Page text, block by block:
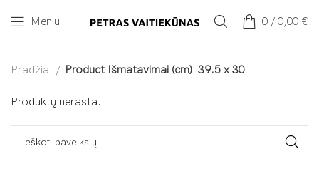
Meniu 0 / 0,00 €
Pradžia Product Išmatavimai (cm) 39.5 x 30
Produktų nerasta.